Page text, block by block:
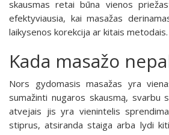
skausmas retai būna vienos
efektyviausia, kai masažas
laikysenos korekcija ar kitais metodais.
Kada masažo
Nors gydomasis masažas yra
sumažinti nugaros skausmą, svarbu
atvejais jis yra vienintelis
stiprus, atsiranda staiga arba lydi